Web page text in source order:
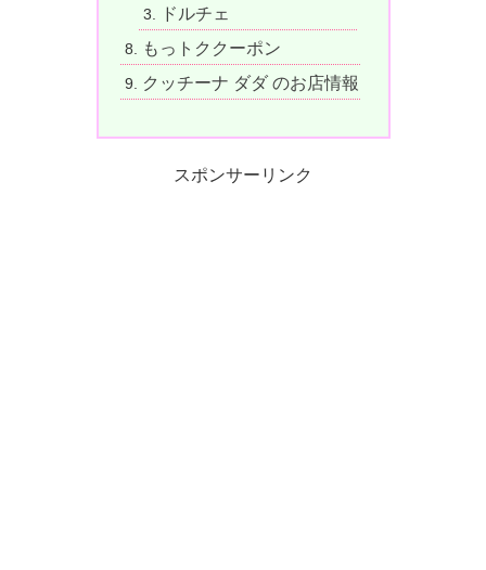
ドルチェ
もっトククーポン
クッチーナ ダダ のお店情報
スポンサーリンク